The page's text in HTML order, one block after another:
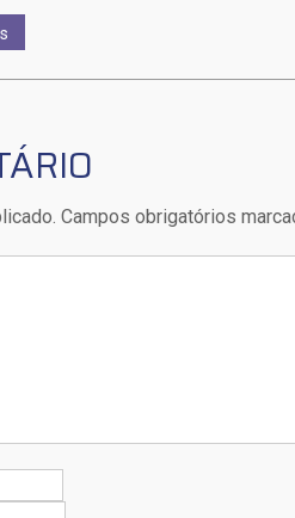
Campos obrigatórios